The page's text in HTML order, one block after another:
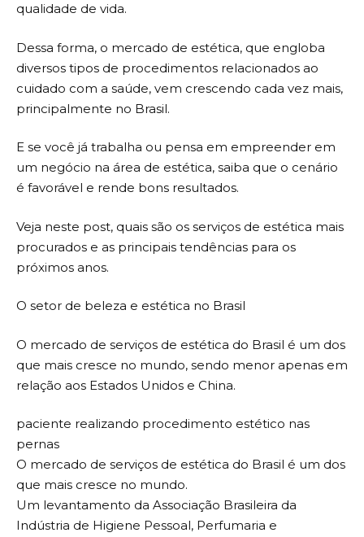
qualidade de vida.
Dessa forma, o mercado de estética, que engloba
diversos tipos de procedimentos relacionados ao
cuidado com a saúde, vem crescendo cada vez mais,
principalmente no Brasil.
E se você já trabalha ou pensa em empreender em
um negócio na área de estética, saiba que o cenário
é favorável e rende bons resultados.
Veja neste post, quais são os serviços de estética mais
procurados e as principais tendências para os
próximos anos.
O setor de beleza e estética no Brasil
O mercado de serviços de estética do Brasil é um dos
que mais cresce no mundo, sendo menor apenas em
relação aos Estados Unidos e China.
paciente realizando procedimento estético nas
pernas
O mercado de serviços de estética do Brasil é um dos
que mais cresce no mundo.
Um levantamento da Associação Brasileira da
Indústria de Higiene Pessoal, Perfumaria e